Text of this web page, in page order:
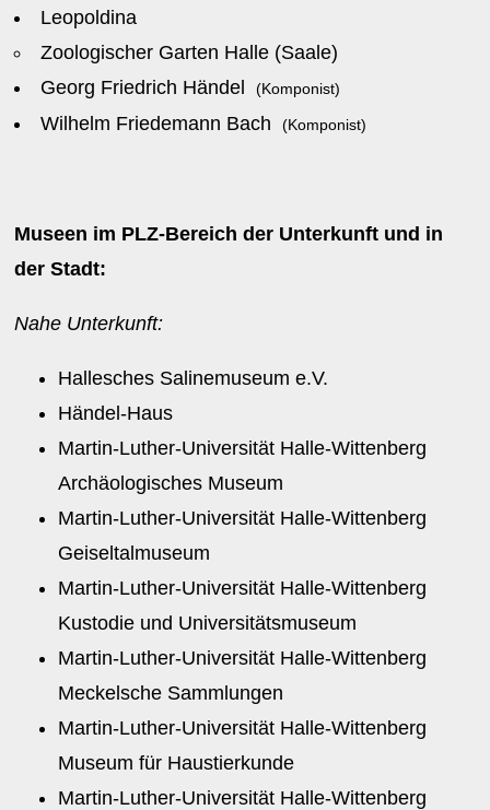
Leopoldina
Zoologischer Garten Halle (Saale)
Georg Friedrich Händel(Komponist)
Wilhelm Friedemann Bach(Komponist)
Museen im PLZ-Bereich der Unterkunft und in
der Stadt:
Nahe Unterkunft:
Hallesches Salinemuseum e.V.
Händel-Haus
Martin-Luther-Universität Halle-Wittenberg
Archäologisches Museum
Martin-Luther-Universität Halle-Wittenberg
Geiseltalmuseum
Martin-Luther-Universität Halle-Wittenberg
Kustodie und Universitätsmuseum
Martin-Luther-Universität Halle-Wittenberg
Meckelsche Sammlungen
Martin-Luther-Universität Halle-Wittenberg
Museum für Haustierkunde
Martin-Luther-Universität Halle-Wittenberg